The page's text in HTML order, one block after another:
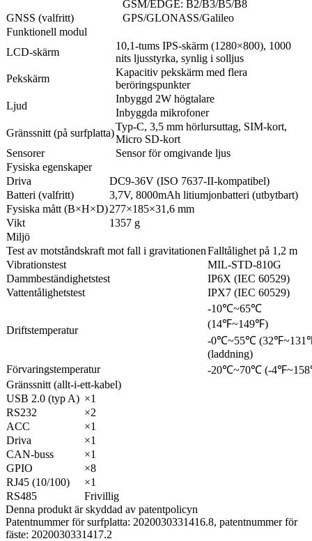
GSM/EDGE: B2/B3/B5/B8
GNSS (valfritt)
GPS/GLONASS/Galileo
Funktionell modul
LCD-skärm
10,1-tums IPS-skärm (1280×800), 1000
nits ljusstyrka, synlig i solljus
Pekskärm
Kapacitiv pekskärm med flera
beröringspunkter
Ljud
Inbyggd 2W högtalare
Inbyggda mikrofoner
Gränssnitt (på surfplatta)
Typ-C, 3,5 mm hörlursuttag, SIM-kort,
Micro SD-kort
Sensorer
Sensor för omgivande ljus
Fysiska egenskaper
Driva
DC9-36V (ISO 7637-II-kompatibel)
Batteri (valfritt)
3,7V, 8000mAh litiumjonbatteri (utbytbart)
Fysiska mått (B×H×D)277×185×31,6 mm
Vikt
1357 g
Miljö
Test av motståndskraft mot fall i gravitationenFalltålighet på 1,2 m
Vibrationstest
MIL-STD-810G
Dammbeständighetstest
IP6X (IEC 60529)
Vattentålighetstest
IPX7 (IEC 60529)
Driftstemperatur
-10℃~65℃
(14℉~149℉)
-0℃~55℃
(laddning)
Förvaringstemperatur
-20℃~70℃ (-
Gränssnitt (allt-i-ett-kabel)
USB 2.0 (typ A) ×1
RS232
×2
ACC
×1
Driva
×1
CAN-buss
×1
GPIO
×8
RJ45 (10/100)
×1
RS485
Frivillig
Denna produkt är skyddad av patentpolicyn
Patentnummer för surfplatta: 2020030331416.8, patentnummer för
fäste: 2020030331417.2